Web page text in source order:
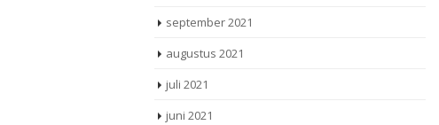
september 2021
augustus 2021
juli 2021
juni 2021